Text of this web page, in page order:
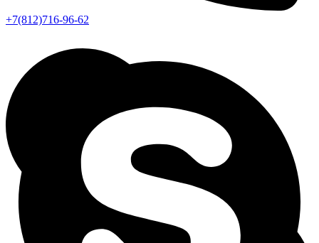
+7(812)716-96-62